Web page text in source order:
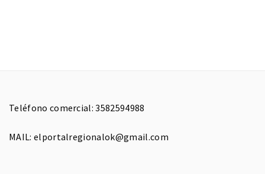
Teléfono comercial: 3582594988
MAIL: elportalregionalok@gmail.com